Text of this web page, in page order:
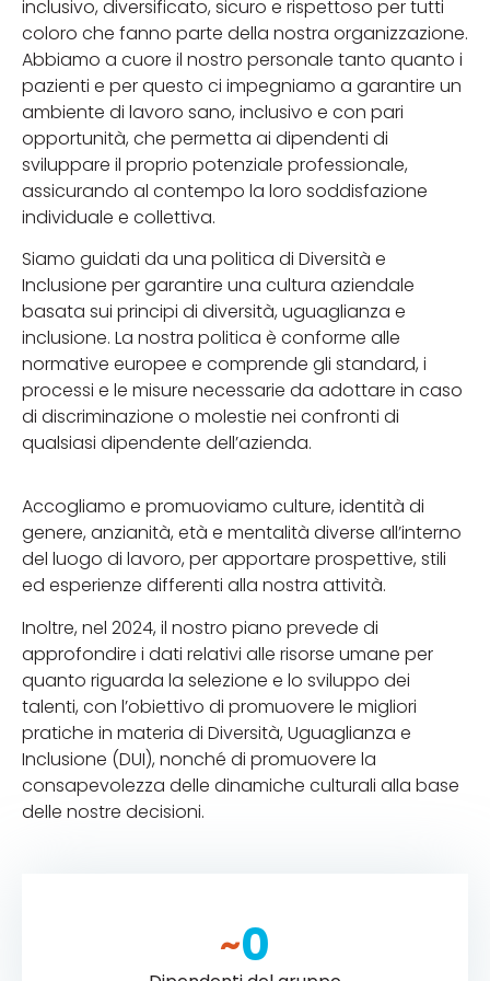
inclusivo, diversificato, sicuro e rispettoso per tutti
coloro che fanno parte della nostra organizzazione.
Abbiamo a cuore il nostro personale tanto quanto i
pazienti e per questo ci impegniamo a garantire un
ambiente di lavoro sano, inclusivo e con pari
opportunità, che permetta ai dipendenti di
sviluppare il proprio potenziale professionale,
assicurando al contempo la loro soddisfazione
individuale e collettiva.
Siamo guidati da una politica di Diversità e
Inclusione per garantire una cultura aziendale
basata sui principi di diversità, uguaglianza e
inclusione. La nostra politica è conforme alle
normative europee e comprende gli standard, i
processi e le misure necessarie da adottare in caso
di discriminazione o molestie nei confronti di
qualsiasi dipendente dell’azienda.
Accogliamo e promuoviamo culture, identità di
genere, anzianità, età e mentalità diverse all’interno
del luogo di lavoro, per apportare prospettive, stili
ed esperienze differenti alla nostra attività.
Inoltre, nel 2024, il nostro piano prevede di
approfondire i dati relativi alle risorse umane per
quanto riguarda la selezione e lo sviluppo dei
talenti, con l’obiettivo di promuovere le migliori
pratiche in materia di Diversità, Uguaglianza e
Inclusione (DUI), nonché di promuovere la
consapevolezza delle dinamiche culturali alla base
delle nostre decisioni.
~0